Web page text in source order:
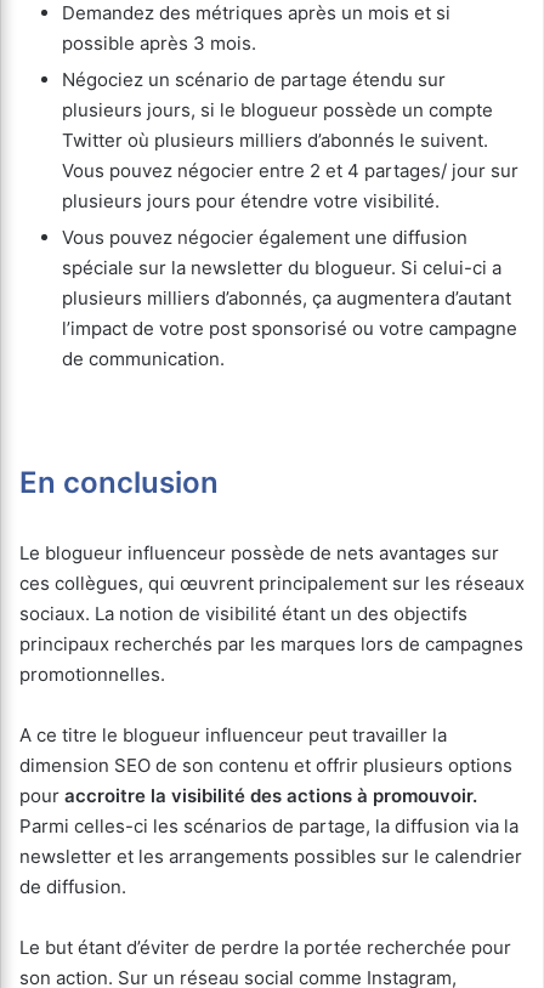
Demandez des métriques après un mois et si
possible après 3 mois.
Négociez un scénario de partage étendu sur
plusieurs jours, si le blogueur possède un compte
Twitter où plusieurs milliers d’abonnés le suivent.
Vous pouvez négocier entre 2 et 4 partages/ jour sur
plusieurs jours pour étendre votre visibilité.
Vous pouvez négocier également une diffusion
spéciale sur la newsletter du blogueur. Si celui-ci a
plusieurs milliers d’abonnés, ça augmentera d’autant
l’impact de votre post sponsorisé ou votre campagne
de communication.
En conclusion
Le blogueur influenceur possède de nets avantages sur
ces collègues, qui œuvrent principalement sur les réseaux
sociaux. La notion de visibilité étant un des objectifs
principaux recherchés par les marques lors de campagnes
promotionnelles.
A ce titre le blogueur influenceur peut travailler la
dimension SEO de son contenu et offrir plusieurs options
pour accroitre la visibilité des actions à promouvoir.
Parmi celles-ci les scénarios de partage, la diffusion via la
newsletter et les arrangements possibles sur le calendrier
de diffusion.
Le but étant d’éviter de perdre la portée recherchée pour
son action. Sur un réseau social comme Instagram,